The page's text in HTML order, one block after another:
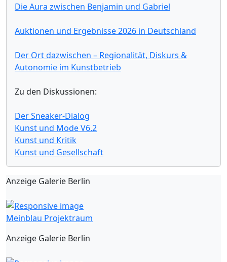
Die Aura zwischen Benjamin und Gabriel
Auktionen und Ergebnisse 2026 in Deutschland
Der Ort dazwischen – Regionalität, Diskurs &
Autonomie im Kunstbetrieb
Zu den Diskussionen:
Der Sneaker-Dialog
Kunst und Mode V6.2
Kunst und Kritik
Kunst und Gesellschaft
Anzeige Galerie Berlin
Meinblau Projektraum
Anzeige Galerie Berlin